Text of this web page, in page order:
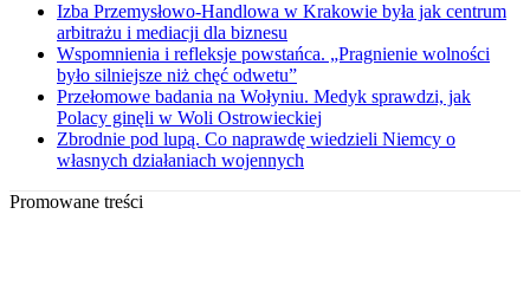
Izba Przemysłowo-Handlowa w Krakowie była jak centrum
arbitrażu i mediacji dla biznesu
Wspomnienia i refleksje powstańca. „Pragnienie wolności
było silniejsze niż chęć odwetu”
Przełomowe badania na Wołyniu. Medyk sprawdzi, jak
Polacy ginęli w Woli Ostrowieckiej
Zbrodnie pod lupą. Co naprawdę wiedzieli Niemcy o
własnych działaniach wojennych
Promowane treści